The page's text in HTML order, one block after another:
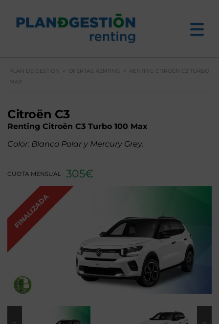
PLAN DE GESTIÓN > OFERTAS RENTING > RENTING CITROËN C3 TURBO
MAX
Citroën C3
Renting Citroën C3 Turbo 100 Max
Color: Blanco Polar y Mercury Grey.
CUOTA MENSUAL 305€
FINALIZADA